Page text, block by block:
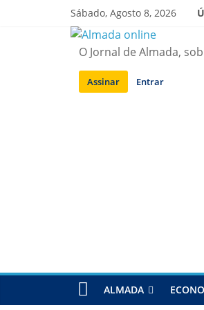
Sábado, Agosto 8, 2026
O Jornal de Almada,
Assinar Entrar
ALMADA